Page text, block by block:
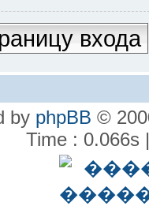
входа
by phpBB ©
Time : 0.066s